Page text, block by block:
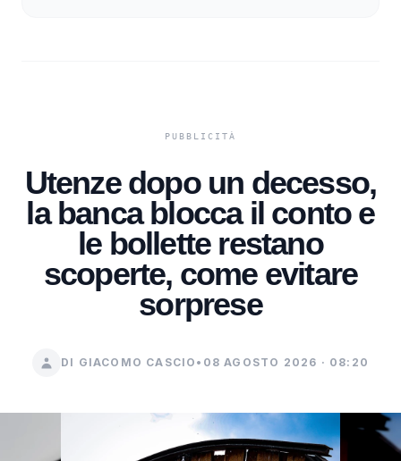
Utenze dopo un decesso,
la banca blocca il conto e
le bollette restano
scoperte, come evitare
sorprese
DI GIACOMO CASCIO • 08 AGOSTO 2026 · 08:20